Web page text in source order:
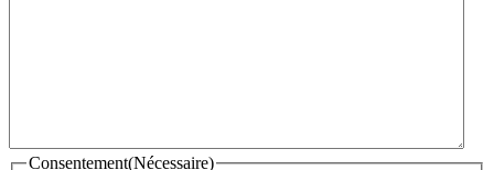
Consentement(Nécessaire)